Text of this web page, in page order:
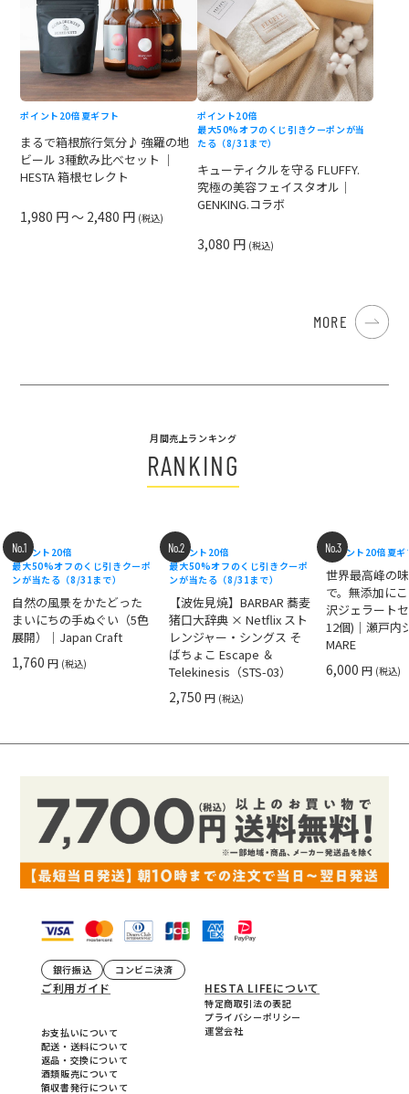
ポイント20倍 夏ギフト
まるで箱根旅行気分♪ 強羅の地
ビール 3種飲み比べセット ｜
HESTA 箱根セレクト
1,980 円 ～ 2,480 円 (税込)
ポイント20倍
最大50%オフのくじ引きクーポンが当
たる（8/31まで）
キューティクルを守る FLUFFY.
究極の美容フェイスタオル｜
GENKING.コラボ
3,080 円 (税込)
MORE
月間売上ランキング
RANKING
No.1
ポイント20倍
最大50%オフのくじ引きクーポ
ンが当たる（8/31まで）
自然の風景をかたどった
まいにちの手ぬぐい（5色
展開）｜Japan Craft
1,760円 (税込)
No.2
ポイント20倍
最大50%オフのくじ引きクーポ
ンが当たる（8/31まで）
【波佐見焼】BARBAR 蕎麦
猪口大辞典 × Netflix スト
レンジャー・シングス そ
ばちょこ Escape ＆
Telekinesis（STS-03）
2,750円 (税込)
No.3
ポイント20倍 夏
世界最高峰の
で。無添加に
沢ジェラート
12個)｜瀬戸内
MARE
6,000円 (税込)
銀行振込 コンビニ決済
ご利用ガイド
お支払いについて
配送・送料について
返品・交換について
酒類販売について
領収書発行について
HESTA LIFEについて
特定商取引法の表記
プライバシーポリシー
運営会社